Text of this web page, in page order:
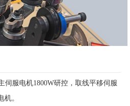
伺服电机1800W研控，取线平移伺服
机。